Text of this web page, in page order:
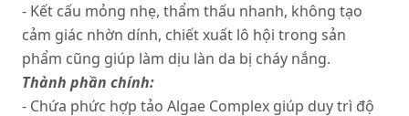
- Kết cấu mỏng nhẹ, thẩm thấu nhanh, không tạo
cảm giác nhờn dính, chiết xuất lô hội trong sản
phẩm cũng giúp làm dịu làn da bị cháy nắng.
Thành phần chính:
- Chứa phức hợp tảo Algae Complex giúp duy trì độ